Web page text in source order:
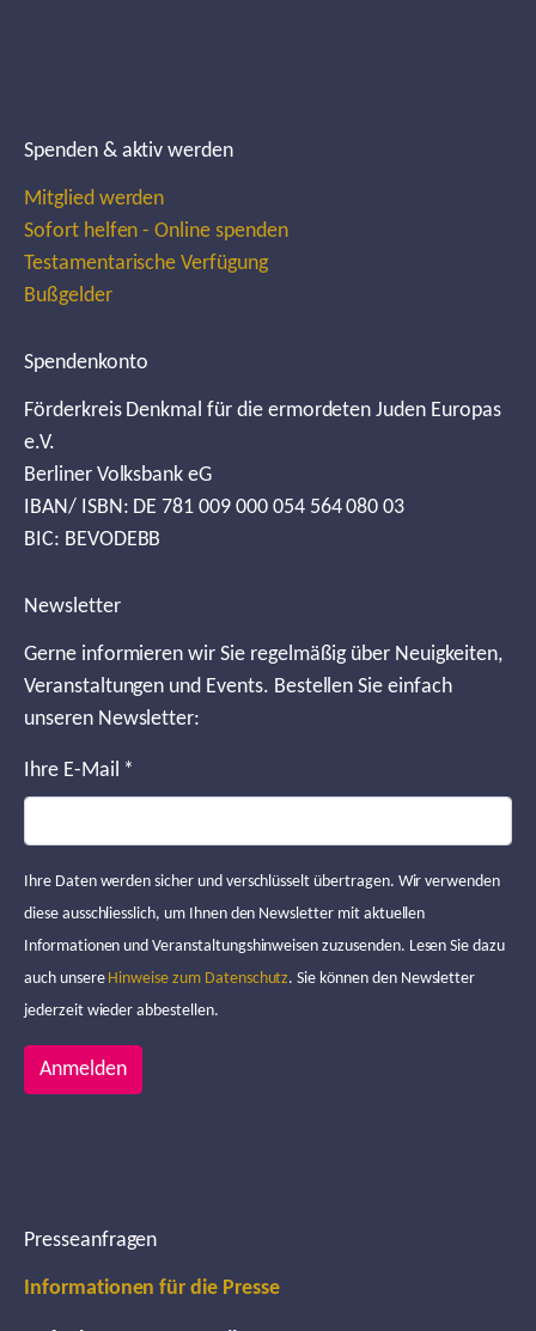
Spenden & aktiv werden
Mitglied werden
Sofort helfen - Online spenden
Testamentarische Verfügung
Bußgelder
Spendenkonto
Förderkreis Denkmal für die ermordeten Juden Europas
e.V.
Berliner Volksbank eG
IBAN/ ISBN: DE 781 009 000 054 564 080 03
BIC: BEVODEBB
Newsletter
Gerne informieren wir Sie regelmäßig über Neuigkeiten,
Veranstaltungen und Events. Bestellen Sie einfach
unseren Newsletter:
Ihre E-Mail *
Ihre Daten werden sicher und verschlüsselt übertragen. Wir verwenden
diese ausschliesslich, um Ihnen den Newsletter mit aktuellen
Informationen und Veranstaltungshinweisen zuzusenden. Lesen Sie dazu
auch unsere Hinweise zum Datenschutz. Sie können den Newsletter
jederzeit wieder abbestellen.
Anmelden
Presseanfragen
Informationen für die Presse